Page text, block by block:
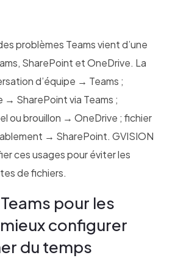
problèmes Teams vient d’une
SharePoint et OneDrive. La
d’équipe → Teams ;
→ SharePoint via Teams ;
ou brouillon → OneDrive ; fichier
→ SharePoint. GVISION
ces usages pour éviter les
de fichiers.
pour les
configurer
du temps